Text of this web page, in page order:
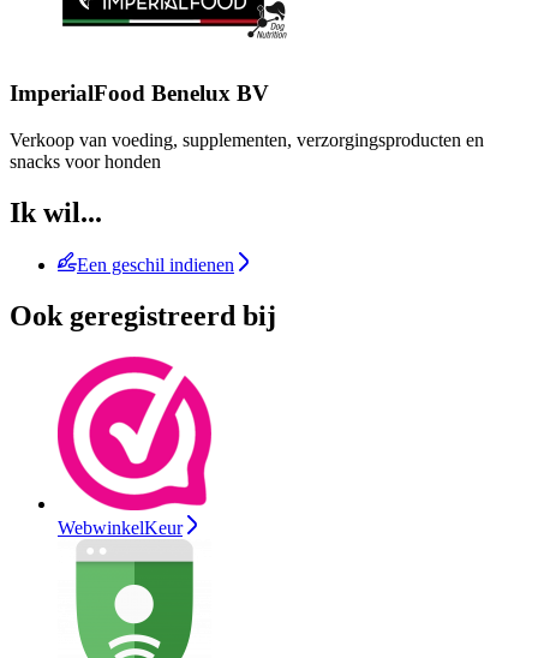
ImperialFood Benelux BV
Verkoop van voeding, supplementen, verzorgingsproducten en
snacks voor honden
Ik wil...
Een geschil indienen
Ook geregistreerd bij
WebwinkelKeur